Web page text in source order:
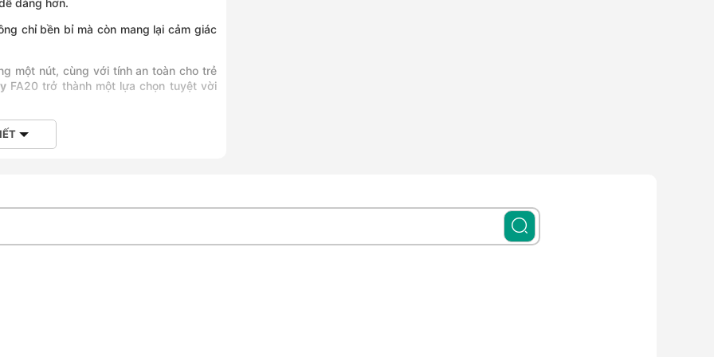
dàng hơn.
chỉ bền bỉ mà còn mang lại cảm giác
một nút, cùng với tính an toàn cho trẻ
FA20 trở thành một lựa chọn tuyệt vời
điện thoại di động và chỉ nặng 3
làm việc. Những quạt nhỏ gọn và tiện
cho cơ thể, vì vậy bạn gần như không
hoàn toàn đáp ứng nhu cầu hàng ngày
vượt xa mong đợi từ một cơ thể nhỏ